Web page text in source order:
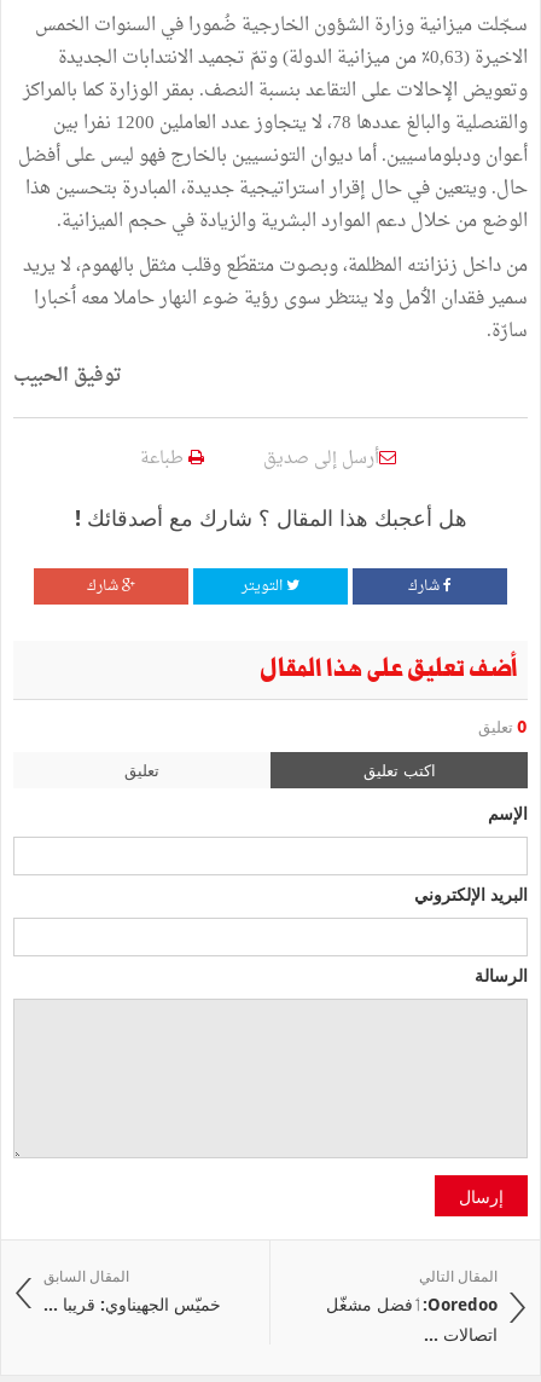
سجّلتميزانيةوزارة الشؤون الخارجية ضُمورافي السنوات الخمس
الاخيرة(0,63 ٪منميزانية الدولة)وتمّ تجميدالانتدابات الجديدة
وتعويض الإحالاتعلى التقاعدبنسبة النصف. بمقرالوزارةكما بالمراكز
والقنصليةوالبالغعددها ،لايتجاوزعددالعاملين نفرا بين
أعوانودبلوماسيين.أماديوان التونسيين بالخارجفهوليسعلىأفضل
حال.ويتعينفيحال إقراراستراتيجيةجديدة،المبادرة بتحسين هذا
الوضعمنخلالدعم المواردالبشريةوالزيادةفيحجم الميزانية.
منداخل زنزانته المظلمة،وبصوتمتقطّعوقلبمثقل بالهموم،لايريد
سميرفقدان الملولاينتظرسوى رؤية ضوء النهارحاملامعهٲخبارا
سارّة.
توفيق الحبيب
أرسل إلى صديق طباعة
هل أعجبك هذا المقال ؟ شارك مع أصدقائك !
شارك التويتر شارك
أضف تعليق على هذا المقال
0 تعليق
اكتب تعليق تعليق
الإسم
البريد الإلكتروني
الرسالة
إرسال
المقال السابق
خميّس الجهيناوي: قريبا ...
المقال التالي
Ooredoo:ٲفضل مشغّل
اتصالات ...